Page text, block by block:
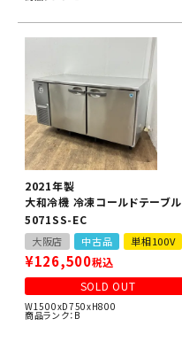
2021年製
大和冷機 冷凍コールドテーブル
5071SS-EC
大阪店 中古品 単相100V
¥126,500税込
SOLD OUT
W1500xD750xH800
商品ランク：B